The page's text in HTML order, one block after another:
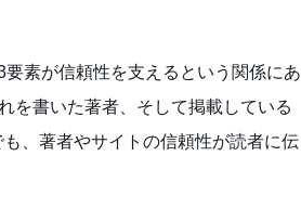
素が信頼性を支えるという関係にあ
を書いた著者、そして掲載している
、著者やサイトの信頼性が読者に伝